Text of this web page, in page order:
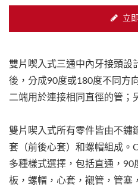
立
雙片喫入式三通中內牙接頭設
後，分成90度或180度不同方
二端用於連接相同直徑的管；
雙片喫入式所有零件皆由不鏽
套（前後心套）和螺帽組成。
多種樣式選擇，包括直通，90
板，螺帽，心套，襯管，管塞